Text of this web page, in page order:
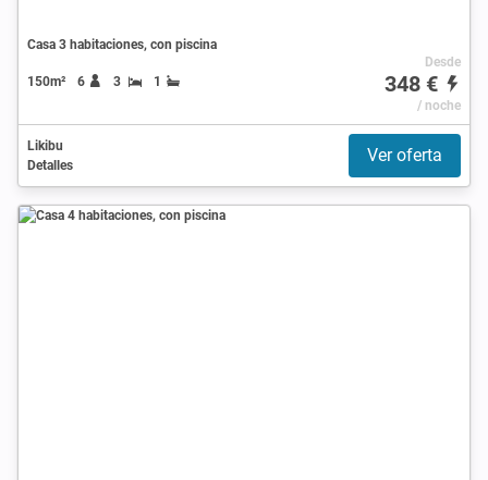
Casa 3 habitaciones, con piscina
150m² 6 3 1
Desde
348 €
/ noche
Likibu
Detalles
Ver oferta